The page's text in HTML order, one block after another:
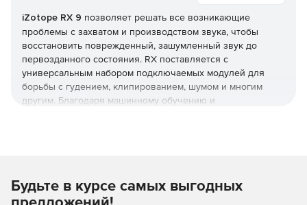
iZotope RX 9 позволяет решать все возникающие
проблемы с захватом и производством звука, чтобы
восстановить поврежденный, зашумленный звук до
первозданного состояния. RX поставляется с
универсальным набором подключаемых модулей для
борьбы с гудением, клипированием, шумом и многим
другим. Благодаря машинному обучению и
Улучшенное разделение с Dialogue Isolate [только для
Будьте в курсе самых выгодных